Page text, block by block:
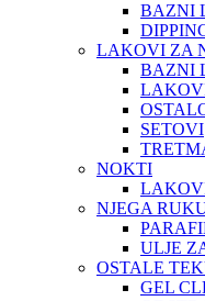
BAZNI
LAKOVI ZA
BAZNI
SETOVI
NOKTI
NJEGA
ULJE
OSTALE
GEL